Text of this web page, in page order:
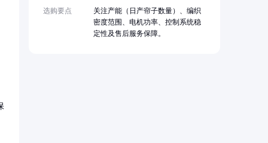
选购要点
关注产能（日产帘子数量）、编织
密度范围、电机功率、控制系统稳
定性及售后服务保障。